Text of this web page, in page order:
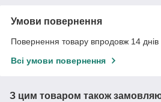
Умови повернення
Повернення товару впродовж 14 днів
Всі умови повернення
З цим товаром також